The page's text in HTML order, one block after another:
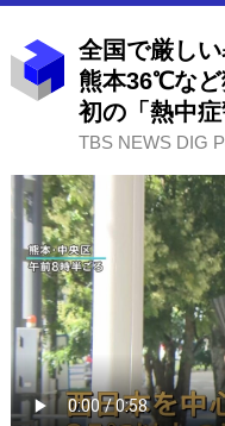
全国で厳し
熊本36℃な
初の「熱中
9地域に
TBS NEWS DIG